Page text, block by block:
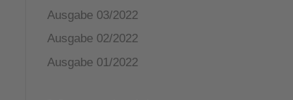
Ausgabe 03/2022
Ausgabe 02/2022
Ausgabe 01/2022